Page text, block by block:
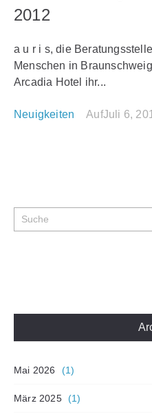
2012
a u r i s, die
Menschen in
Arcadia Hotel ihr...
Neuigkeiten AufJuli 6,
Mai 2026 (1)
März 2025 (1)